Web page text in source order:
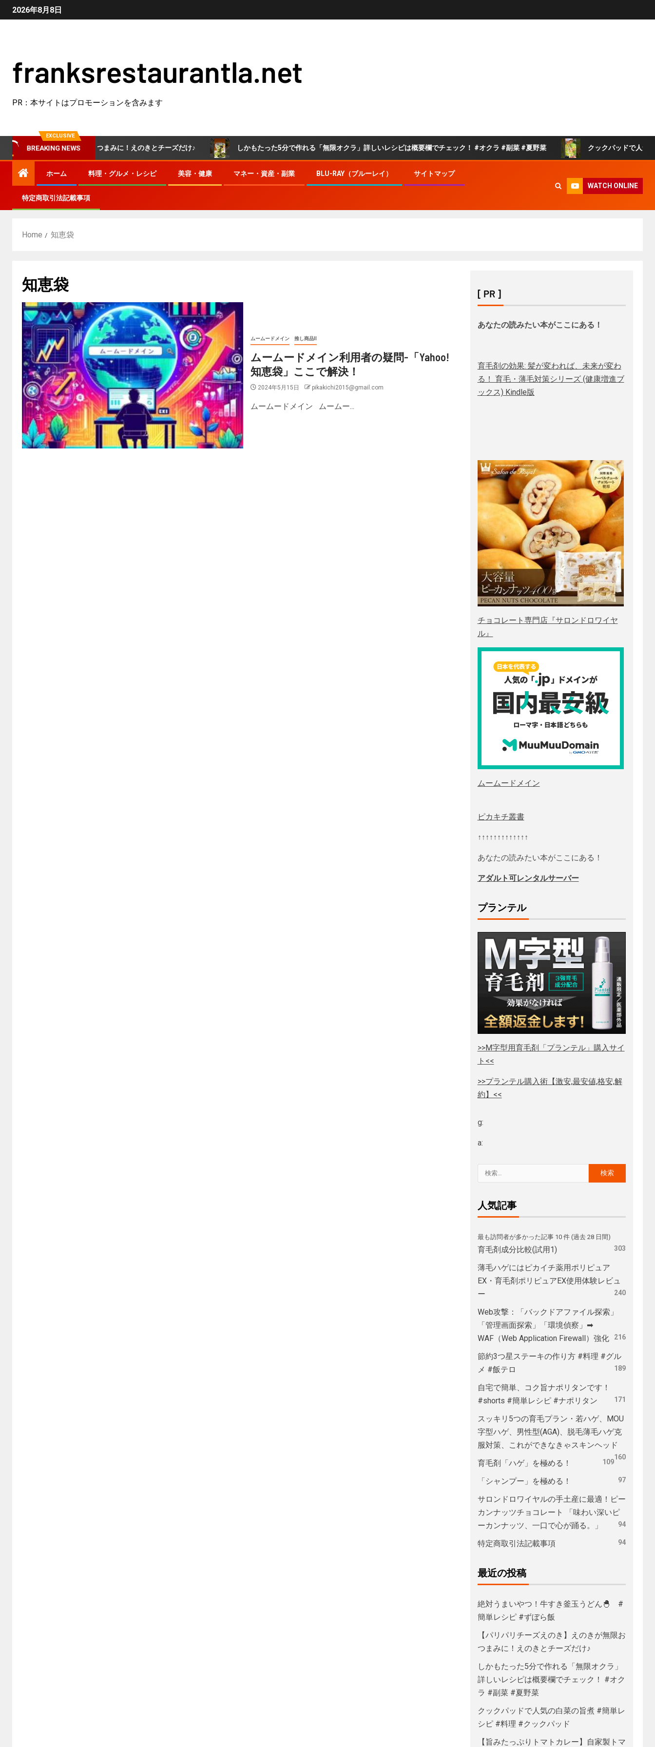
2026年8月8日
franksrestaurantla.net
PR：本サイトはプロモーションを含みます
EXCLUSIVE
BREAKING NEWS
き】えのきが無限おつまみに！えのきとチーズだけ♪ しかもたった5分で作れる「無限オクラ」詳しいレシピは概要欄でチェック！ #オクラ #副菜 #夏野菜 クックパッドで人気の白菜の
ホーム 料理・グルメ・レシピ 美容・健康 マネー・資産・副業 BLU-RAY（ブルーレイ） サイトマップ
特定商取引法記載事項
WATCH ONLINE
Home 知恵袋
知恵袋
ムームードメイン 推し商品II
ムームードメイン利用者の疑問-「Yahoo!
知恵袋」ここで解決！
2024年5月15日 pikakichi2015@gmail.com
ムームードメイン ムームー...
[ PR ]
あなたの読みたい本がここにある！
育毛剤の効果: 髪が変われば、未来が変わ
る！ 育毛・薄毛対策シリーズ (健康増進ブ
ックス) Kindle版
チョコレート専門店『サロンドロワイヤ
ル』
ムームードメイン
ピカキチ叢書
↑↑↑↑↑↑↑↑↑↑↑↑↑
あなたの読みたい本がここにある！
アダルト可レンタルサーバー
プランテル
>>M字型用育毛剤「プランテル」購入サイ
ト<<
>>プランテル購入術【激安,最安値,格安,解
約】<<
g:
a:
人気記事
最も訪問者が多かった記事 10 件 (過去 28 日間)
育毛剤成分比較(試用1) 303
薄毛ハゲにはピカイチ薬用ポリピュア
EX・育毛剤ポリピュアEX使用体験レビュ
ー
240
Web攻撃：「バックドアファイル探索」
「管理画面探索」「環境偵察」➡
WAF（Web Application Firewall）強化
216
節約3つ星ステーキの作り方 #料理 #グル
メ #飯テロ
189
自宅で簡単、コク旨ナポリタンです！
#shorts #簡単レシピ #ナポリタン
171
スッキリ5つの育毛プラン・若ハゲ、MOU
字型ハゲ、男性型(AGA)、脱毛薄毛ハゲ克
服対策、これができなきゃスキンヘッド
160
育毛剤「ハゲ」を極める！ 109
「シャンプー」を極める！ 97
サロンドロワイヤルの手土産に最適！ピー
カンナッツチョコレート 「味わい深いピ
ーカンナッツ、一口で心が踊る。」
94
特定商取引法記載事項 94
最近の投稿
絶対うまいやつ！牛すき釜玉うどん🐣 #
簡単レシピ #ずぼら飯
【パリパリチーズえのき】えのきが無限お
つまみに！えのきとチーズだけ♪
しかもたった5分で作れる「無限オクラ」
詳しいレシピは概要欄でチェック！ #オク
ラ #副菜 #夏野菜
クックパッドで人気の白菜の旨煮 #簡単レ
シピ #料理 #クックパッド
【旨みたっぷりトマトカレー】自家製トマ